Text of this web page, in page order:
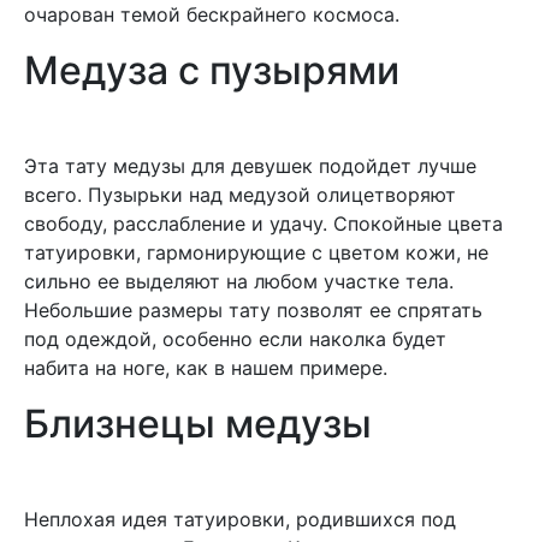
очарован темой бескрайнего космоса.
Медуза с пузырями
Эта тату медузы для девушек подойдет лучше
всего. Пузырьки над медузой олицетворяют
свободу, расслабление и удачу. Спокойные цвета
татуировки, гармонирующие с цветом кожи, не
сильно ее выделяют на любом участке тела.
Небольшие размеры тату позволят ее спрятать
под одеждой, особенно если наколка будет
набита на ноге, как в нашем примере.
Близнецы медузы
Неплохая идея татуировки, родившихся под